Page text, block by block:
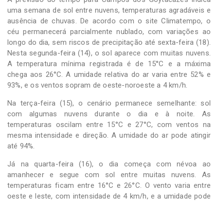
uma semana de sol entre nuvens, temperaturas agradáveis e
ausência de chuvas. De acordo com o site Climatempo, o
céu permanecerá parcialmente nublado, com variações ao
longo do dia, sem riscos de precipitação até sexta-feira (18).
Nesta segunda-feira (14), o sol aparece com muitas nuvens.
A temperatura mínima registrada é de 15°C e a máxima
chega aos 26°C. A umidade relativa do ar varia entre 52% e
93%, e os ventos sopram de oeste-noroeste a 4 km/h.
Na terça-feira (15), o cenário permanece semelhante: sol
com algumas nuvens durante o dia e à noite. As
temperaturas oscilam entre 15°C e 27°C, com ventos na
mesma intensidade e direção. A umidade do ar pode atingir
até 94%.
Já na quarta-feira (16), o dia começa com névoa ao
amanhecer e segue com sol entre muitas nuvens. As
temperaturas ficam entre 16°C e 26°C. O vento varia entre
oeste e leste, com intensidade de 4 km/h, e a umidade pode